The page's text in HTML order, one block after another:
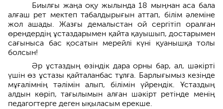
Биылғы жаңа оқу жылында 18 мыңнан аса бала
алғаш рет мектеп табалдырығын аттап, білім әлеміне
жол ашады. Жазғы демалыстан ой сергітіп оралған
өрендердің ұстаздарымен қайта қауышып, достарымен
сағыныса бас қосатын мерейлі күні қуанышқа толы
болсын!
Әр ұстаздың өзіндік дара орны бар, ал, шәкірті
үшін өз ұстазы қайталанбас тұлға. Барлығымыз кезінде
мұғалімнің тәлімін алып, білімін үйрендік. Ұстаздың
алдын көріп, тағылымын алған шәкірт ретінде менің
педагогтерге деген ықыласым ерекше.